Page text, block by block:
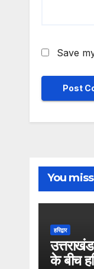
Save
You
हरिद्वार
के बीच